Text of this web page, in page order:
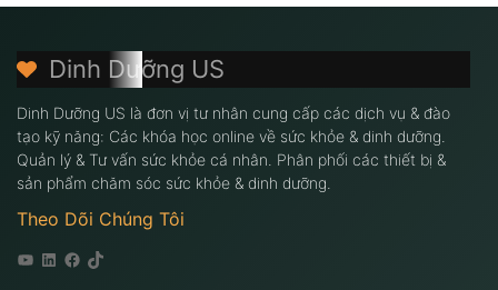
Dinh Dưỡng US
Dinh Dưỡng US là đơn vị tư nhân cung cấp các dịch vụ & đào
tạo kỹ năng: Các khóa học online về sức khỏe & dinh dưỡng.
Quản lý & Tư vấn sức khỏe cá nhân. Phân phối các thiết bị &
sản phẩm chăm sóc sức khỏe & dinh dưỡng.
Theo Dõi Chúng Tôi
Youtube
Linkedin
Facebook
Tiktok